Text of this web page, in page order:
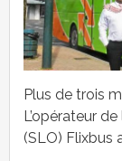
Plus de trois
L’opérateur
(SLO) Flixbus